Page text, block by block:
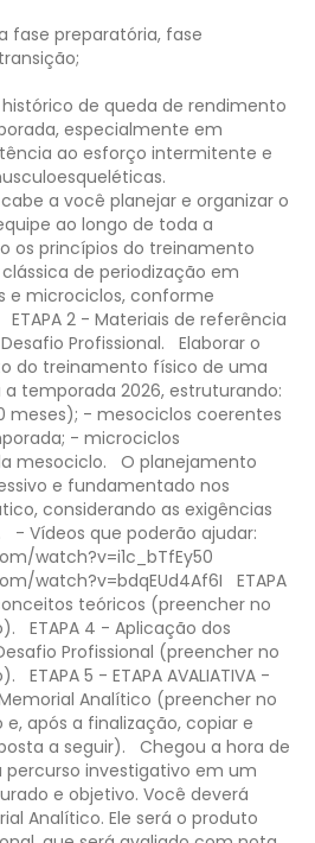
fase preparatória, fase
de queda de rendimento
especialmente em
ao esforço intermitente e
a você planejar e organizar o
ao longo de toda a
os princípios do treinamento
de periodização em
e microciclos, conforme
ETAPA 2 - Materiais de referência
Profissional.
Elaborar o
do treinamento físico de uma
temporada 2026, estruturando:
meses); - mesociclos coerentes
- microciclos
mesociclo.
O planejamento
e fundamentado nos
considerando as exigências
- Vídeos que poderão ajudar:
watch?v=i1c_bTfEy50
watch?v=bdqEUd4Af6I
ETAPA
teóricos (preencher no
ETAPA 4 - Aplicação dos
Profissional (preencher no
ETAPA 5 - ETAPA AVALIATIVA -
Analítico (preencher no
após a finalização, copiar e
a seguir).
Chegou a hora de
investigativo em um
e objetivo. Você deverá
Analítico. Ele será o produto